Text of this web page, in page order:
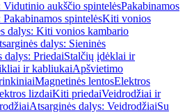
Vidutinio aukščio spintelėsPakabinamos
spintelėsKiti vonios
dalys: Kiti vonios kambario
dalys: Sieninės
dalys: PriedaiStalčių įdėklai ir
ir kabliukaiApšvietimo
Magnetinės lentosElektros
lizdaiKiti priedaiVeidrodžiai ir
Atsarginės dalys: VeidrodžiaiSu